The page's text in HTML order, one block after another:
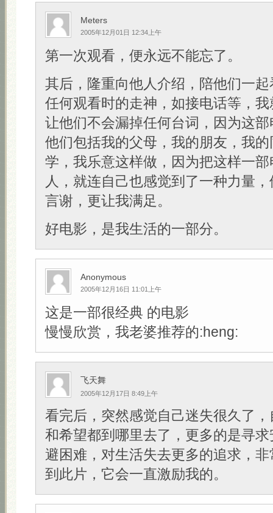
Meters
2005年12月01日 12:34上午
第一次观看，便永远不能忘了。
其后，隆重向他人介绍，陪他们一
任何观看时的走神，如接电话等，
让他们不会漏掉任何台词，因为这
他们包括我的父母，我的朋友，我
学，我乐意这样做，因为把这样一
人，就连自己也感觉到了一种力量
言谢，更让我满足。
好电影，是我生活的一部分。
Anonymous
2005年12月16日 11:01上午
这是一部很经典 的电影
慢慢欣赏，我老婆推荐的:heng:
飞天舞
2005年12月17日 8:49上午
看完后，突然感觉自己迷失很久了
和希望都到哪里去了，更多的是寻
避困难，对生活失去更多的追求，
到此片，它会一直激励我的。